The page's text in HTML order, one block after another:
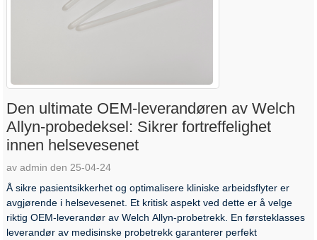
Den ultimate OEM-leverandøren av Welch
Allyn-probedeksel: Sikrer fortreffelighet
innen helsevesenet
av admin den 25-04-24
Å sikre pasientsikkerhet og optimalisere kliniske arbeidsflyter er
avgjørende i helsevesenet. Et kritisk aspekt ved dette er å velge
riktig OEM-leverandør av Welch Allyn-probetrekk. En førsteklasses
leverandør av medisinske probetrekk garanterer perfekt